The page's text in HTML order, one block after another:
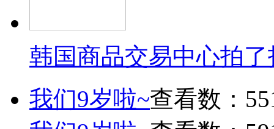
韩国商品交易中心拍
我们9岁啦~查看数：